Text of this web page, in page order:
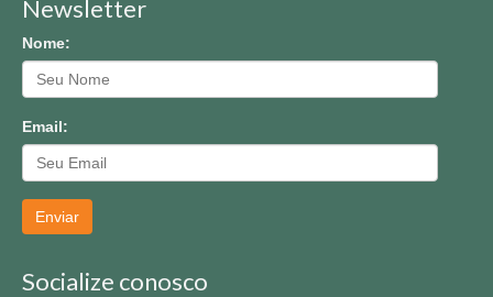
Newsletter
Nome:
Email:
Enviar
Socialize conosco